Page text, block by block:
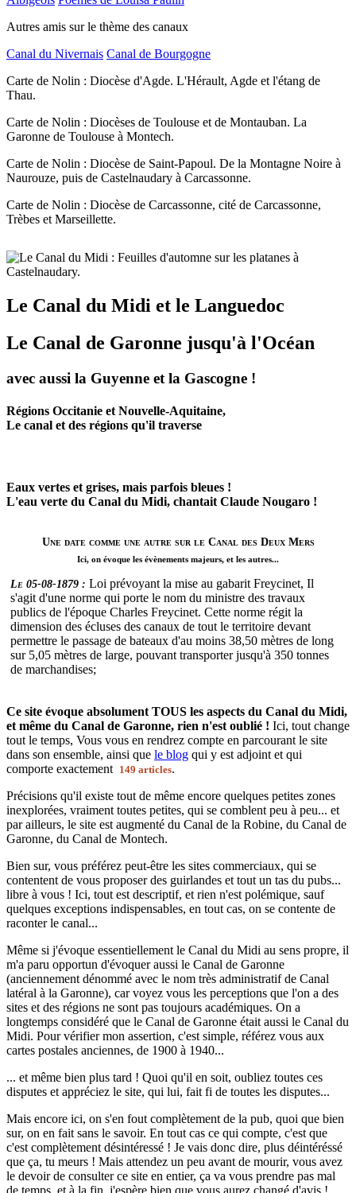
Autres amis sur le thème des canaux
Canal du Nivernais Canal de Bourgogne
Carte de Nolin : Diocèse d'Agde. L'Hérault, Agde et l'étang de
Thau.
Carte de Nolin : Diocèses de Toulouse et de Montauban. La
Garonne de Toulouse à Montech.
Carte de Nolin : Diocèse de Saint-Papoul. De la Montagne Noire à
Naurouze, puis de Castelnaudary à Carcassonne.
Carte de Nolin : Diocèse de Carcassonne, cité de Carcassonne,
Trèbes et Marseillette.
Le Canal du Midi et le Languedoc
Le Canal de Garonne jusqu'à l'Océan
avec aussi la Guyenne et la Gascogne !
Régions Occitanie et Nouvelle-Aquitaine,
Le canal et des régions qu'il traverse
Eaux vertes et grises, mais parfois bleues !
L'eau verte du Canal du Midi, chantait Claude Nougaro !
Une date comme une autre sur le Canal des Deux Mers
Ici, on évoque les évènements majeurs, et les autres...
Le 05-08-1879 : Loi prévoyant la mise au gabarit Freycinet, Il
s'agit d'une norme qui porte le nom du ministre des travaux
publics de l'époque Charles Freycinet. Cette norme régit la
dimension des écluses des canaux de tout le territoire devant
permettre le passage de bateaux d'au moins 38,50 mètres de long
sur 5,05 mètres de large, pouvant transporter jusqu'à 350 tonnes
de marchandises;
Ce site évoque absolument TOUS les aspects du Canal du Midi,
et même du Canal de Garonne, rien n'est oublié ! Ici, tout change
tout le temps, Vous vous en rendrez compte en parcourant le site
dans son ensemble, ainsi que le blog qui y est adjoint et qui
comporte exactement
149 articles.
Précisions qu'il existe tout de même encore quelques petites zones
inexplorées, vraiment toutes petites, qui se comblent peu à peu... et
par ailleurs, le site est augmenté du Canal de la Robine, du Canal de
Garonne, du Canal de Montech.
Bien sur, vous préférez peut-être les sites commerciaux, qui se
contentent de vous proposer des guirlandes et tout un tas du pubs...
libre à vous ! Ici, tout est descriptif, et rien n'est polémique, sauf
quelques exceptions indispensables, en tout cas, on se contente de
raconter le canal...
Même si j'évoque essentiellement le Canal du Midi au sens propre, il
m'a paru opportun d'évoquer aussi le Canal de Garonne
(anciennement dénommé avec le nom très administratif de Canal
latéral à la Garonne), car voyez vous les perceptions que l'on a des
sites et des régions ne sont pas toujours académiques. On a
longtemps considéré que le Canal de Garonne était aussi le Canal du
Midi. Pour vérifier mon assertion, c'est simple, référez vous aux
cartes postales anciennes, de 1900 à 1940...
... et même bien plus tard ! Quoi qu'il en soit, oubliez toutes ces
disputes et appréciez le site, qui lui, fait fi de toutes les disputes...
Mais encore ici, on s'en fout complètement de la pub, quoi que bien
sur, on en fait sans le savoir. En tout cas ce qui compte, c'est que
c'est complètement désintéressé ! Je vais donc dire, plus déintéréssé
que ça, tu meurs ! Mais attendez un peu avant de mourir, vous avez
le devoir de consulter ce site en entier, ça va vous prendre pas mal
de temps, et à la fin, j'espère bien que vous aurez changé d'avis !